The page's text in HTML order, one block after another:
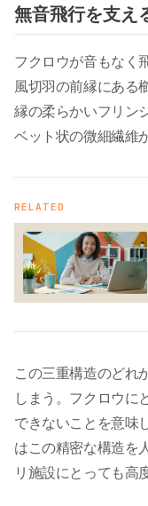
無音飛行を支え
フクロウが音もなく
風切羽の前縁にある
縁の柔らかいフリン
ベット状の微細繊維
RELATED
この三重構造のどれ
しまう。フクロウに
できないことを意味
はこの精密な構造を
リ施設にとっても高